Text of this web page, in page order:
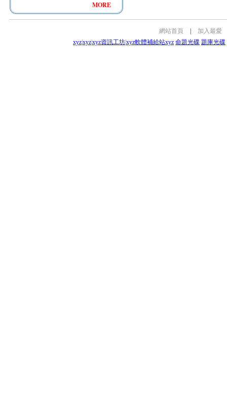
MORE
網站首頁
加入最愛
xyzxyzxyz資訊工坊xyz軟體補給站xyz 命題光碟 題庫光碟